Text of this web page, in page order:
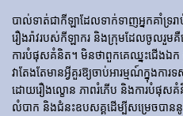
បាល់ទាត់​ជា​កីឡា​ដែល​ទាក់​ទាញ​អ្នក​គាំទ្រ​
រឿងរ៉ាវ​របស់​កីឡាករ និង​ក្រុម​ដែល​ចូលរួម​
ការ​បំផុស​គំនិត។ មិនថាពួកគេឈ្នះជើងឯ
វាតែងតែមានអ្វីគួរឱ្យចាប់អារម្មណ៍ក្នុងក
ដោយ​រឿង​ល្ខោន ភាព​រំភើប និង​ការ​បំផុស​គំ
លំបាក និងជំនះឧបសគ្គដើម្បីសម្រេចបាននូវ